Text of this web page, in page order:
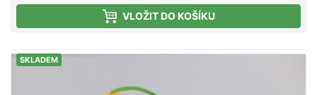
VLOŽIT DO KOŠÍKU
SKLADEM